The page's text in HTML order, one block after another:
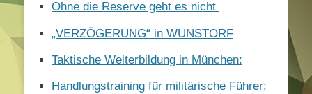
Ohne die Reserve geht es nicht
„VERZÖGERUNG“ in WUNSTORF
Taktische Weiterbildung in München:
Handlungstraining für militärische Führer: